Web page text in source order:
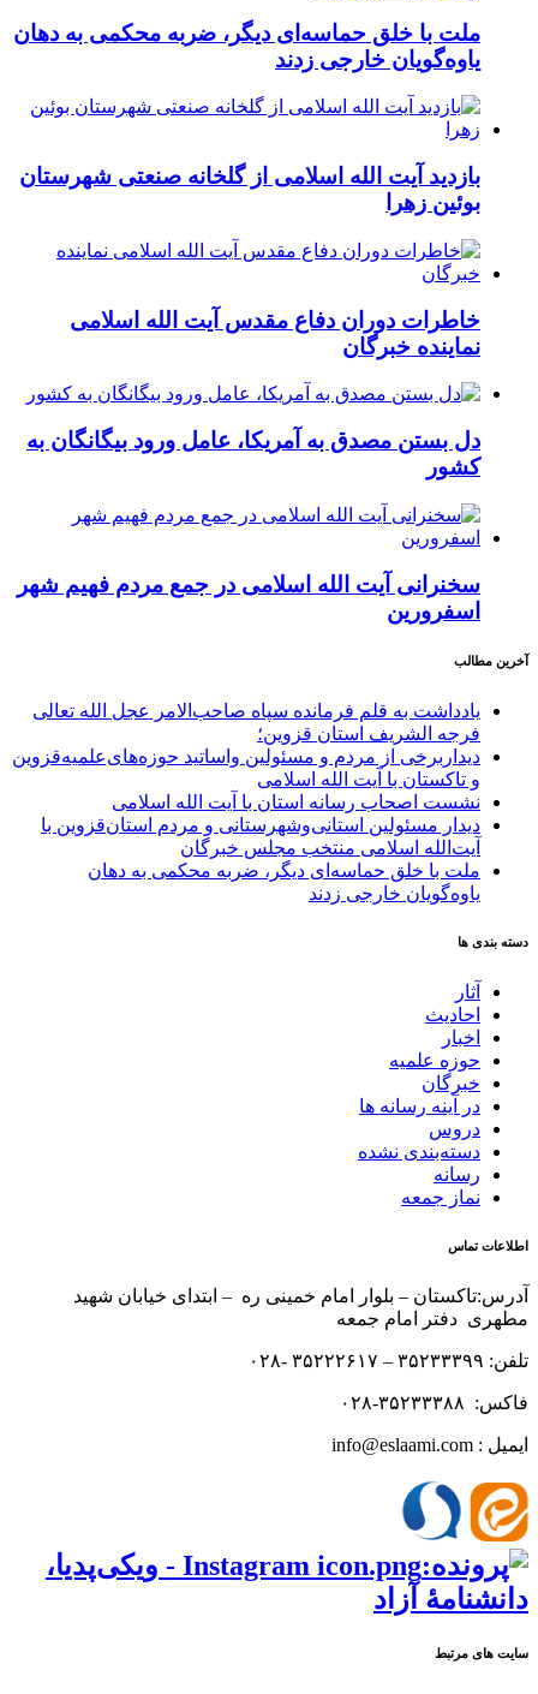
ملت با خلق حماسه‌ای دیگر، ضربه محکمی به دهان
یاوه‌گویان خارجی زدند
بازدید آیت الله اسلامی از گلخانه صنعتی شهرستان
بوئین زهرا
خاطرات دوران دفاع مقدس آیت الله اسلامی
نماینده خبرگان
دل بستن مصدق به آمریکا، عامل ورود بیگانگان به
کشور
سخنرانی آیت الله اسلامی در جمع مردم فهیم شهر
اسفرورین
آخرین مطالب
یادداشت به قلم فرمانده سپاه صاحب‌الامر عجل الله تعالی
فرجه الشریف استان قزوین؛
دیداربرخی از مردم و مسئولین واساتید حوزه‌های‌علمیه‌قزوین
و تاکستان با آیت الله اسلامی
نشست اصحاب رسانه استان با آیت الله اسلامی
دیدار مسئولین استانی‌وشهرستانی و مردم‌ استان‌قزوین با
آیت‌الله‌ اسلامی منتخب مجلس‌ خبرگان
ملت با خلق حماسه‌ای دیگر، ضربه محکمی به دهان
یاوه‌گویان خارجی زدند
دسته بندی ها
آثار
احادیث
اخبار
حوزه علمیه
خبرگان
در آینه رسانه ها
دروس
دسته‌بندی نشده
رسانه
نماز جمعه
اطلاعات تماس
آدرس:تاکستان – بلوار امام خمینی ره – ابتدای خیابان شهید
مطهری دفتر امام جمعه
تلفن: ۳۵۲۳۳۳۹۹ – ۳۵۲۲۲۶۱۷ -۰۲۸
فاکس: ۳۵۲۳۳۳۸۸-۰۲۸
ایمیل : info@eslaami.com
سایت های مرتبط